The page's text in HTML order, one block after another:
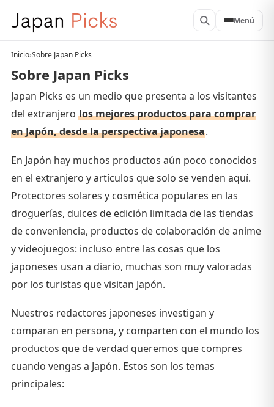
Menú
Inicio›Sobre Japan Picks
Sobre Japan Picks
Japan Picks es un medio que presenta a los visitantes
del extranjero los mejores productos para comprar
en Japón, desde la perspectiva japonesa.
En Japón hay muchos productos aún poco conocidos
en el extranjero y artículos que solo se venden aquí.
Protectores solares y cosmética populares en las
droguerías, dulces de edición limitada de las tiendas
de conveniencia, productos de colaboración de anime
y videojuegos: incluso entre las cosas que los
japoneses usan a diario, muchas son muy valoradas
por los turistas que visitan Japón.
Nuestros redactores japoneses investigan y
comparan en persona, y comparten con el mundo los
productos que de verdad queremos que compres
cuando vengas a Japón. Estos son los temas
principales: